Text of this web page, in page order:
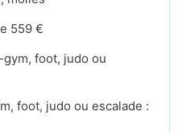
559 €
foot, judo ou
judo ou escalade :